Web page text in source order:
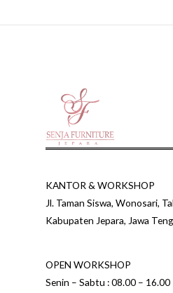
KANTOR & WORKSHOP
Jl. Taman Siswa, Wonosari,
Kabupaten Jepara, Jawa
OPEN WORKSHOP
Senin – Sabtu : 08.00 – 16.00